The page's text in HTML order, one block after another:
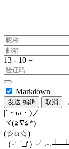
Markdown
发送 编辑 取消
|´・ω・)ノ
ヾ(≧∇≦*)ゝ
(☆ω☆)
（╯‵□′）╯︵┴─┴